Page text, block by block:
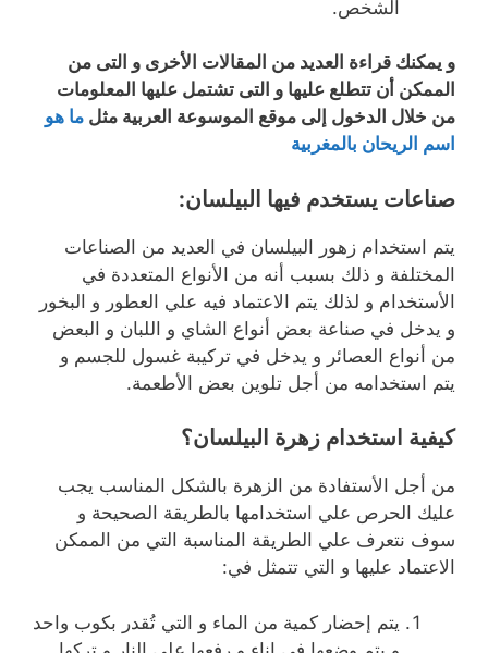
الشخص.
و يمكنك قراءة العديد من المقالات الأخرى و التى من
الممكن أن تتطلع عليها و التى تشتمل عليها المعلومات
من خلال الدخول إلى موقع الموسوعة العربية مثل ما هو
اسم الريحان بالمغربية
صناعات يستخدم فيها البيلسان:
يتم استخدام زهور البيلسان في العديد من الصناعات
المختلفة و ذلك بسبب أنه من الأنواع المتعددة في
الأستخدام و لذلك يتم الاعتماد فيه علي العطور و البخور
و يدخل في صناعة بعض أنواع الشاي و اللبان و البعض
من أنواع العصائر و يدخل في تركيبة غسول للجسم و
يتم استخدامه من أجل تلوين بعض الأطعمة.
كيفية استخدام زهرة البيلسان؟
من أجل الأستفادة من الزهرة بالشكل المناسب يجب
عليك الحرص علي استخدامها بالطريقة الصحيحة و
سوف نتعرف علي الطريقة المناسبة التي من الممكن
الاعتماد عليها و التي تتمثل في:
يتم إحضار كمية من الماء و التي تُقدر بكوب واحد